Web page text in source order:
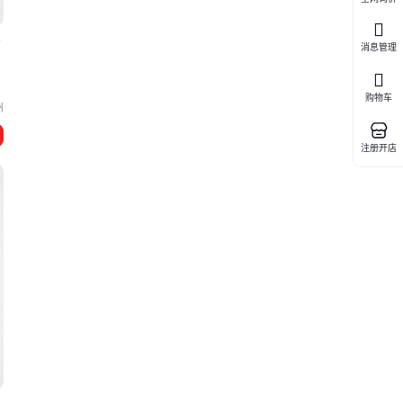
消息管理
购物车
注册开店